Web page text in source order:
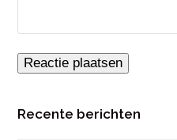
Recente berichten